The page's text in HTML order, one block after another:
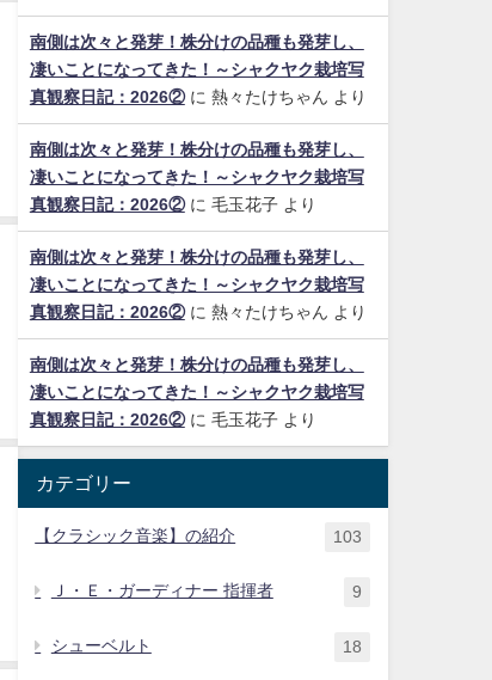
南側は次々と発芽！株分けの品種も発芽し、
凄いことになってきた！～シャクヤク栽培写
真観察日記：2026②に 熱々たけちゃん より
南側は次々と発芽！株分けの品種も発芽し、
凄いことになってきた！～シャクヤク栽培写
真観察日記：2026②に 毛玉花子より
南側は次々と発芽！株分けの品種も発芽し、
凄いことになってきた！～シャクヤク栽培写
真観察日記：2026②に 熱々たけちゃん より
南側は次々と発芽！株分けの品種も発芽し、
凄いことになってきた！～シャクヤク栽培写
真観察日記：2026②に 毛玉花子より
カテゴリー
【クラシック音楽】の紹介 103
Ｊ・Ｅ・ガーディナー 指揮者 9
シューベルト 18